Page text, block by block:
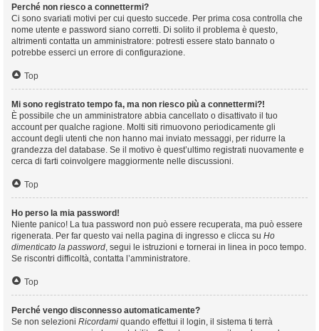
Perché non riesco a connettermi?
Ci sono svariati motivi per cui questo succede. Per prima cosa controlla che
nome utente e password siano corretti. Di solito il problema è questo,
altrimenti contatta un amministratore: potresti essere stato bannato o
potrebbe esserci un errore di configurazione.
Top
Mi sono registrato tempo fa, ma non riesco più a connettermi?!
È possibile che un amministratore abbia cancellato o disattivato il tuo
account per qualche ragione. Molti siti rimuovono periodicamente gli
account degli utenti che non hanno mai inviato messaggi, per ridurre la
grandezza del database. Se il motivo è quest’ultimo registrati nuovamente e
cerca di farti coinvolgere maggiormente nelle discussioni.
Top
Ho perso la mia password!
Niente panico! La tua password non può essere recuperata, ma può essere
rigenerata. Per far questo vai nella pagina di ingresso e clicca su Ho
dimenticato la password, segui le istruzioni e tornerai in linea in poco tempo.
Se riscontri difficoltà, contatta l’amministratore.
Top
Perché vengo disconnesso automaticamente?
Se non selezioni Ricordami quando effettui il login, il sistema ti terrà